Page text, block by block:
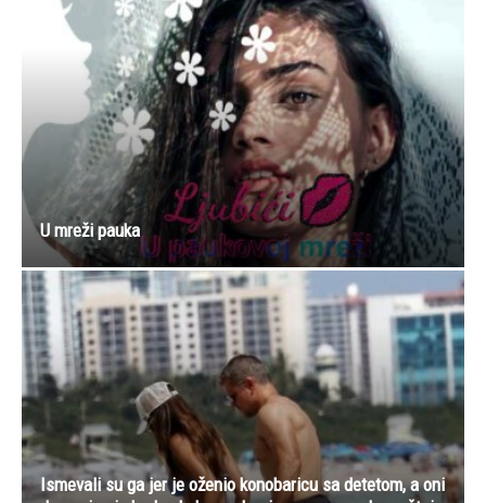
U mreži pauka
Ismevali su ga jer je oženio konobaricu sa detetom, a oni